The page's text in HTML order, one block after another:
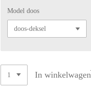
Model doos
In winkelwagen